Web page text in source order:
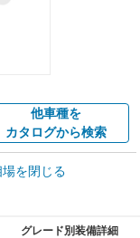
他車種を
カタログから検索
車買取相場
を閉じる
グレード別装備詳細